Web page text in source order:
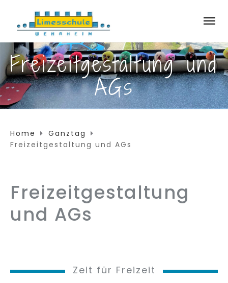
Freizeitgestaltung und
AGs
Home
Ganztag
Freizeitgestaltung und AGs
Freizeitgestaltung
und AGs
Zeit für Freizeit